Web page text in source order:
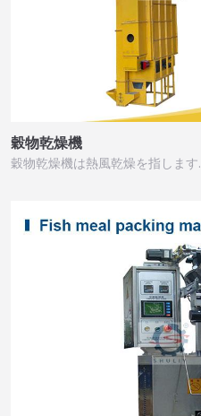
穀物乾燥機
穀物乾燥機は熱風乾燥を指しま